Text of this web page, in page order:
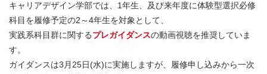
キャリアデザイン学部では、1年生、及び来年度に体験型選択必修
科目を履修予定の2～4年生を対象として、
実践系科目群に関するプレガイダンスの動画視聴を推奨していま
す。
ガイダンスは3月25日(水)に実施しますが、履修申し込みから一次